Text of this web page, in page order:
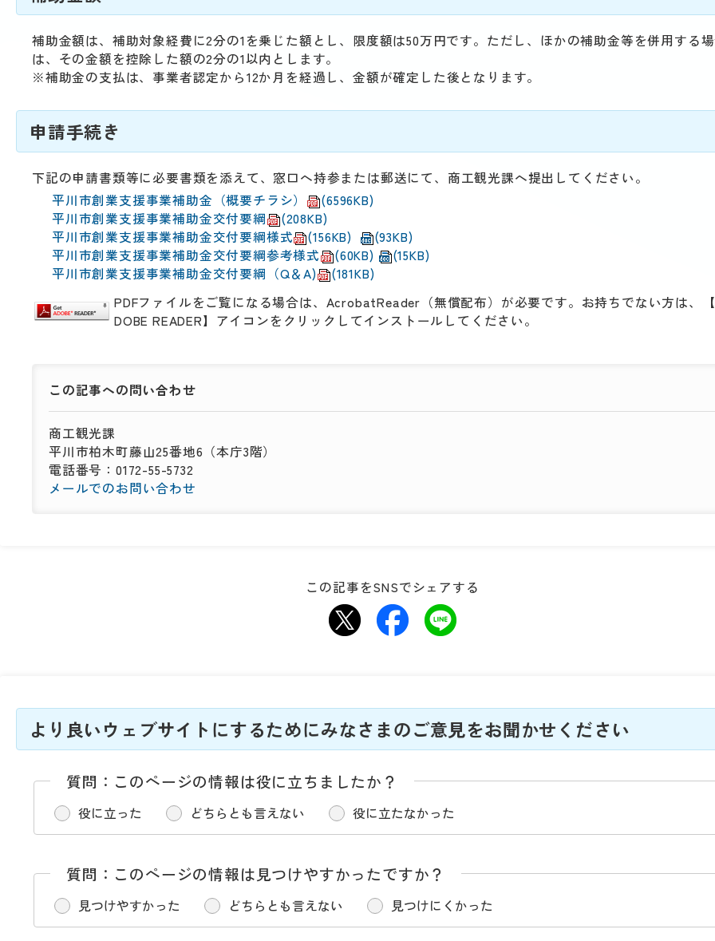
補助金額は、補助対象経費に2分の1を乗じた額とし、限度額は50万円です。ただし、ほかの補助金等を併用する
は、その金額を控除した額の2分の1以内とします。
※補助金の支払は、事業者認定から12か月を経過し、金額が確定した後となります。
申請手続き
下記の申請書類等に必要書類を添えて、窓口へ持参または郵送にて、商工観光課へ提出してください。
平川市創業支援事業補助金（概要チラシ）
(6596KB)
平川市創業支援事業補助金交付要綱
(208KB)
平川市創業支援事業補助金交付要綱様式
(156KB)
(93KB)
平川市創業支援事業補助金交付要綱参考様式
(60KB)
(15KB)
平川市創業支援事業補助金交付要綱（Q＆A)
(181KB)
PDFファイルをご覧になる場合は、AcrobatReader（無償配布）が必要です。お持ちでない方は、
DOBE READER】アイコンをクリックしてインストールしてください。
この記事への問い合わせ
商工観光課
平川市柏木町藤山25番地6（本庁3階）
電話番号：0172-55-5732
メールでのお問い合わせ
この記事をSNSでシェアする
より良いウェブサイトにするためにみなさまのご意見をお聞かせください
質問：このページの情報は役に立ちましたか？
役に立った どちらとも言えない 役に立たなかった
質問：このページの情報は見つけやすかったですか？
見つけやすかった どちらとも言えない 見つけにくかった